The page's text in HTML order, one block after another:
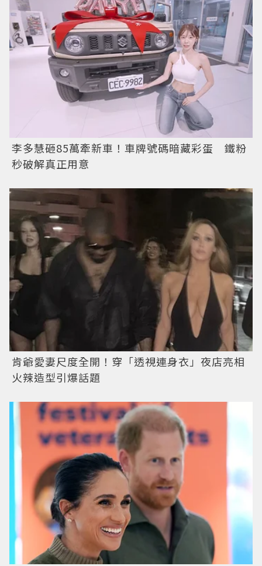
李多慧砸85萬牽新車！車牌號碼暗藏彩蛋 鐵粉
秒破解真正用意
肯爺愛妻尺度全開！穿「透視連身衣」夜店亮相
火辣造型引爆話題